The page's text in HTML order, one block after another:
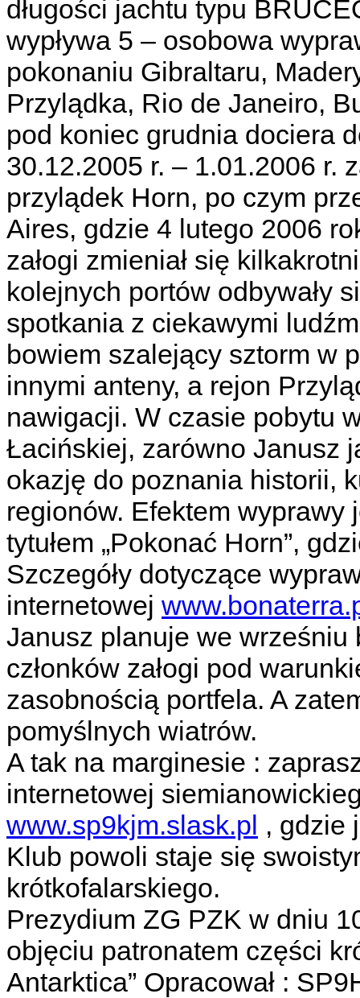
długości jachtu typu
wypływa 5 – osobowa
pokonaniu Gibraltaru,
Przylądka, Rio de Janeiro,
pod koniec grudnia dociera
30.12.2005 r. – 1.01.2006 r.
przylądek Horn, po czym
Aires, gdzie 4 lutego 2006
załogi zmieniał się
kolejnych portów odbywały
spotkania z ciekawymi
bowiem szalejący sztorm w
innymi anteny, a rejon
nawigacji. W czasie pobytu
Łacińskiej, zarówno Janusz
okazję do poznania historii,
regionów. Efektem
tytułem „Pokonać Horn”,
Szczegóły dotyczące
internetowej
Janusz planuje we wrześniu
członków załogi pod
zasobnością portfela. A
pomyślnych wiatrów.
A tak na marginesie :
internetowej
www.sp9kjm.slask.pl , gdzie
Klub powoli staje się
krótkofalarskiego.
Prezydium ZG PZK w dniu
objęciu patronatem części
Antarktica” Opracował :